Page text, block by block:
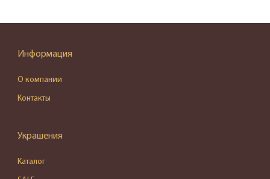
Информация
О компании
Контакты
Украшения
Каталог